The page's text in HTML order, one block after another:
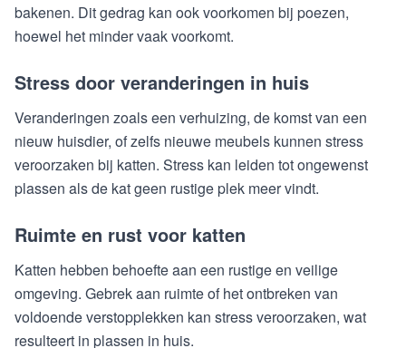
bakenen. Dit gedrag kan ook voorkomen bij poezen,
hoewel het minder vaak voorkomt.
Stress door veranderingen in huis
Veranderingen zoals een verhuizing, de komst van een
nieuw huisdier, of zelfs nieuwe meubels kunnen stress
veroorzaken bij katten. Stress kan leiden tot ongewenst
plassen als de kat geen rustige plek meer vindt.
Ruimte en rust voor katten
Katten hebben behoefte aan een rustige en veilige
omgeving. Gebrek aan ruimte of het ontbreken van
voldoende verstopplekken kan stress veroorzaken, wat
resulteert in plassen in huis.